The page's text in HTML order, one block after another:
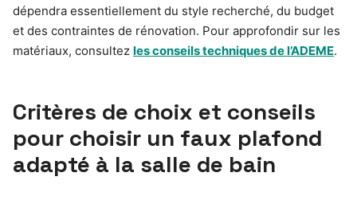
dépendra essentiellement du style recherché, du budget
et des contraintes de rénovation. Pour approfondir sur les
matériaux, consultez les conseils techniques de l’ADEME.
Critères de choix et conseils
pour choisir un faux plafond
adapté à la salle de bain